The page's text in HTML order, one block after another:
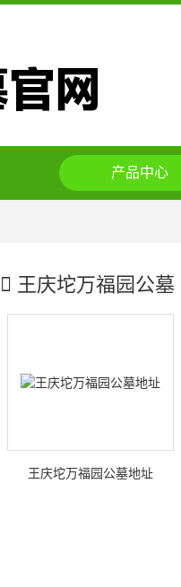
产品中心
王庆坨万福园公墓
王庆坨万福园公墓地址